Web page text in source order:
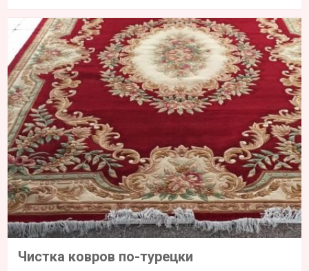
Чистка ковров по-турецки